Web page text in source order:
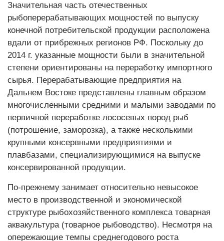
Значительная часть отечественных
рыбоперерабатывающих мощностей по выпуску
конечной потребительской продукции расположена
вдали от прибрежных регионов РФ. Поскольку до
2014 г. указанные мощности были в значительной
степени ориентированы на переработку импортного
сырья. Перерабатывающие предприятия на
Дальнем Востоке представлены главным образом
многочисленными средними и малыми заводами по
первичной переработке лососевых пород рыб
(потрошение, заморозка), а также несколькими
крупными консервными предприятиями и
плавбазами, специализирующимися на выпуске
консервированной продукции.
По-прежнему занимает относительно невысокое
место в производственной и экономической
структуре рыбохозяйственного комплекса товарная
аквакультура (товарное рыбоводство). Несмотря на
опережающие темпы среднегодового роста